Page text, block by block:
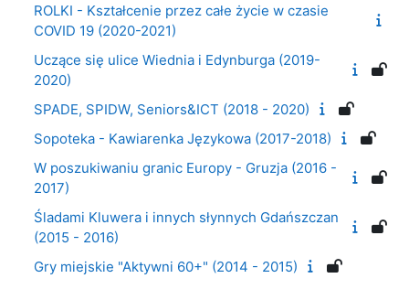
ROLKI - Kształcenie przez całe życie w czasie
COVID 19 (2020-2021)
Uczące się ulice Wiednia i Edynburga (2019-
2020)
SPADE, SPIDW, Seniors&ICT (2018 - 2020)
Sopoteka - Kawiarenka Językowa (2017-2018)
W poszukiwaniu granic Europy - Gruzja (2016 -
2017)
Śladami Kluwera i innych słynnych Gdańszczan
(2015 - 2016)
Gry miejskie "Aktywni 60+" (2014 - 2015)